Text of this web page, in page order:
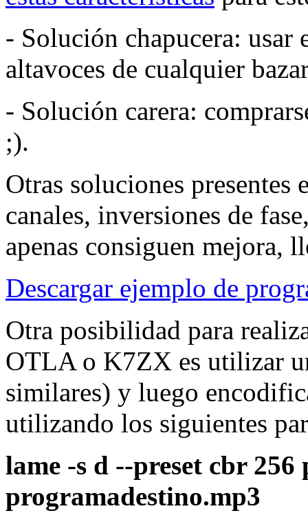
- Solución chapucera: usar
altavoces de cualquier
- Solución carera:
;).
Otras soluciones
canales, inversiones de
apenas consiguen mejora,
Descargar ejemplo de
Otra posibilidad para
OTLA o K7ZX es utilizar
similares) y luego
utilizando los siguientes
lame -s d --preset cbr
programadestino.mp3